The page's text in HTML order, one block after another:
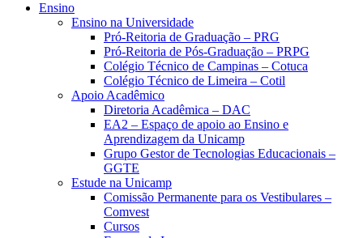
Ensino
Ensino na Universidade
Pró-Reitoria de Graduação – PRG
Pró-Reitoria de Pós-Graduação – PRPG
Colégio Técnico de Campinas – Cotuca
Colégio Técnico de Limeira – Cotil
Apoio Acadêmico
Diretoria Acadêmica – DAC
EA2 – Espaço de apoio ao Ensino e
Aprendizagem da Unicamp
Grupo Gestor de Tecnologias Educacionais –
GGTE
Estude na Unicamp
Comissão Permanente para os Vestibulares –
Comvest
Cursos